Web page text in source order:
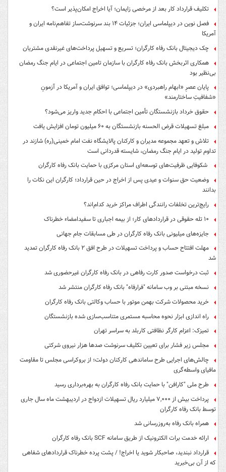
تکلیف قرارداد کار بعد از مرخصی زایمان؛ آیا اخراج امکان‌پذیر است؟
فصل نوین در دیپلماسی ایران؛ جزئیات ۱۴ بند سرنوشت‌ساز تفاهم‌نامه ایران و
آمریکا
چک دیجیتال بانک رفاه کارگران؛ تسریع و تسهیل پرداخت‌های غیرنقدی مشتریان
همکاری اثربخش بانک رفاه کارگران با سازمان تامین اجتماعی در ایام جنگ رمضان
بی‌نظیر بود
پایان عصرِ «ابهام راهبردی» در دیپلماسی؛ توافق ایران و آمریکا در آزمونِ
«شفافیتِ ساختارمند»
حقوق خرداد بازنشستگان تأمین اجتماعی با احکام جدید واریز می‌شود؟
مبلغ تسهیلات قرض الحسنه بازنشستگان به ۶۰ میلیون تومان افزایش یافت
تلاش و تعهد مجموعه مدیران و کارکنان پالایشگاه نفت امام خمینی(ره) شازند در
تداوم تولید در ایام جنگ رمضان، شایسته قدردانی است
شکوفایی ظرفیت‌های توسعه‌ای استان مرکزی با حمایت بانک رفاه کارگران
وضعیت حق سنوات و عیدی پس از اخراج در حین قرارداد؛ کارگران این نکات را
بدانند
رایج‌ترین تخلفات رانندگی اطراف مراکز خرید کدام‌اند؟
۱۰ تله حقوقی در قراردادهای کار؛ از بیمه اجباری تا سفیدامضاء خطرناک
جایزه‌های میلیونی بانک رفاه کارگران در طی مسابقات جام جهانی
مهلت افتتاح حساب و پرداخت تسهیلات در طرح افق ۲ بانک رفاه کارگران تمدید
شد
ثبت درخواست صدور کارت رفاهی در بانک رفاه کارگران غیرحضوری شد
نسخه مبتنی بر وب سامانه "فرارفاه" بانک رفاه کارگران منتشر شد
خرید محصولات شرکت بهمن موتور با حساب وکالتی بانک رفاه کارگران
راه اندازی ابزار نحوه محاسبه مستمری متناسب‌سازی شده بازنشستگان
تمیزک: اعزام کارگر نظافتی کاربلد به سراسر تهران
مجلس زیر فشار برای تعیین تکلیف سرنوشت صدها هزار نیروی شرکتی
چالش‌های اجرایی طرح ساماندهی کارکنان دولت؛ از بروکراسی مجلس تا مقاومت
مافیای واسطه‌گری
طرح ملی "کارافن" با حمایت بانک رفاه کارگران به بهره‌برداری رسید
پرداخت بیش از ۷,۰۰۰ میلیارد ریال تسهیلات ازدواج در اردیبهشت ماه سال جاری
توسط بانک رفاه کارگران
همراه بانک رفاه به‌روزرسانی شد
ارائه خدمت برات الکترونیک از طریق سامانه SCF بانک رفاه کارگران
قرارداد نبندید، صاحبکار شوید یا اخراج! / پشت پرده خطرناک قراردادهای شفاهی
که از آن بی‌خبرید